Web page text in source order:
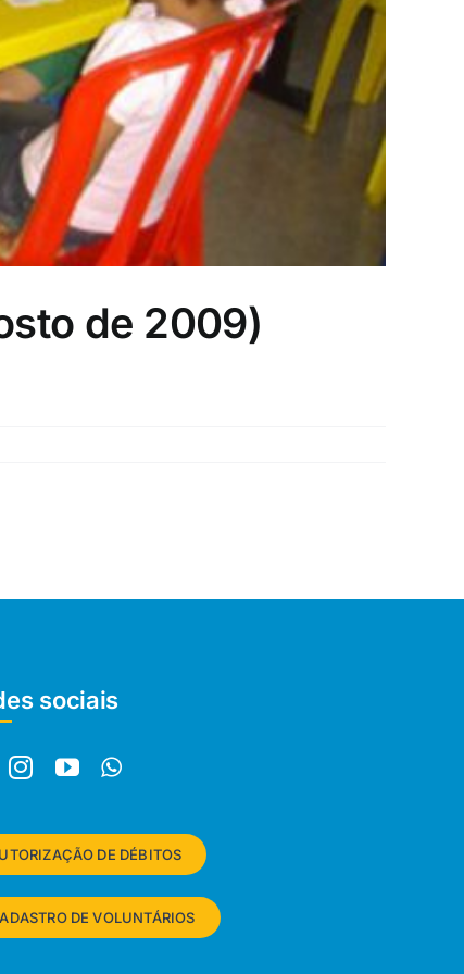
de 2009)
sociais
DE DÉBITOS
DE VOLUNTÁRIOS